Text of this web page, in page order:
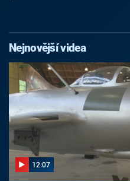
Nejnovější videa
12:07